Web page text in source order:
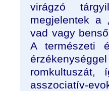
virágzó
megjelentek a
vad vagy
A természeti
romkultuszát,
asszociatív-